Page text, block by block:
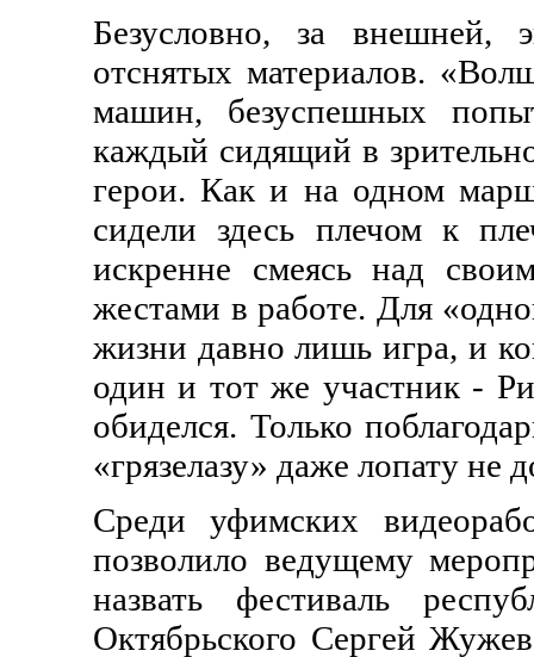
Безусловно, за внешней,
отснятых материалов.
машин, безуспешных
каждый сидящий в
герои. Как и на одном
сидели здесь плечом к
искренне смеясь над
жестами в работе. Для
жизни давно лишь игра, и
один и тот же участник -
обиделся. Только
«грязелазу» даже лопату не
Среди уфимских
позволило ведущему
назвать фестиваль
Октябрьского Сергей